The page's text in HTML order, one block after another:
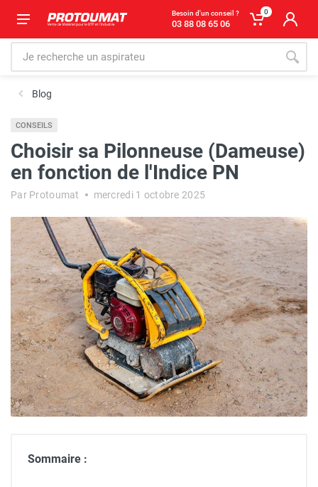
Besoin d'un conseil ?
03 88 08 65 06
0
Blog
CONSEILS
Choisir sa Pilonneuse (Dameuse)
en fonction de l'Indice PN
Par Protoumat mercredi 1 octobre 2025
Sommaire :